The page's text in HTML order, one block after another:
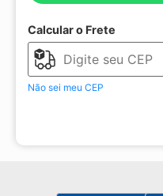
Calcular o Frete
Não sei meu CEP